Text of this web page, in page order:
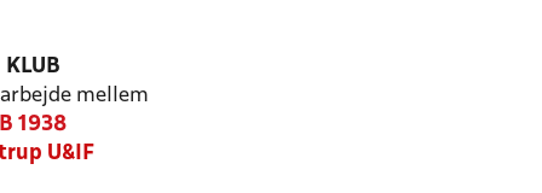
KLUB
mellem
B 1938
U&IF